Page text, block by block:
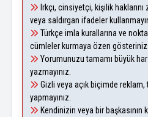
Irkçı, cinsiyetçi, kişilik
veya saldırgan ifadeler
Türkçe imla kurallarına ve
cümleler kurmaya özen gösteriniz.
Yorumunuzu tamamı büyük
yazmayınız.
Gizli veya açık biçimde reklam,
yapmayınız.
Kendinizin veya bir başkasının